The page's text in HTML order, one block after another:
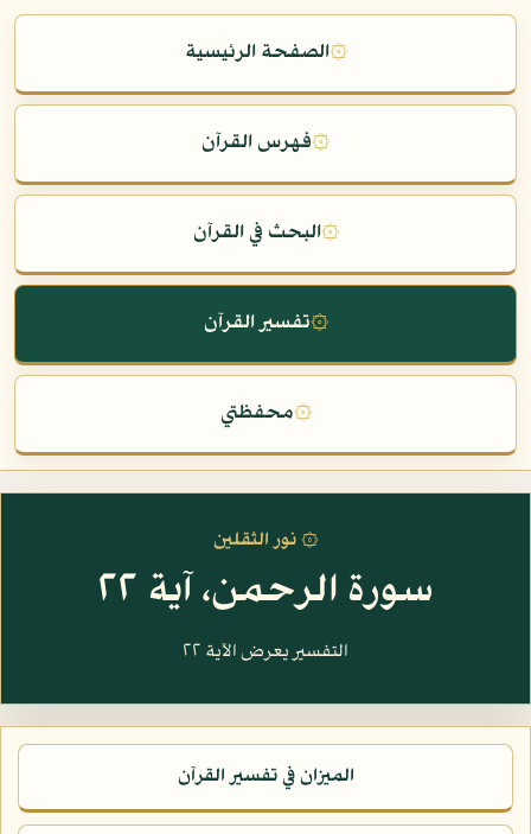
۞الصفحة الرئيسية
۞فهرس القرآن
۞البحث في القرآن
۞تفسير القرآن
۞محفظتي
۞ نور الثقلين
سورة الرحمن، آية ٢٢
التفسير يعرض الآية ٢٢
الميزان في تفسير القرآن